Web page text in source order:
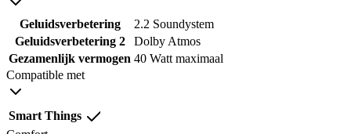
Geluidsverbetering
2.2 Soundystem
Geluidsverbetering 2
Dolby Atmos
Gezamenlijk vermogen 40 Watt maximaal
Compatible met
Smart Things